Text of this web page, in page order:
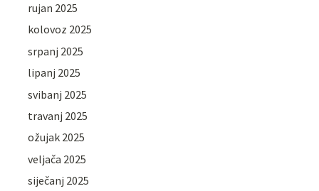
rujan 2025
kolovoz 2025
srpanj 2025
lipanj 2025
svibanj 2025
travanj 2025
ožujak 2025
veljača 2025
siječanj 2025